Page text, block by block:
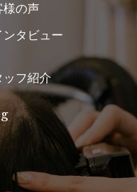
様の声
ンタビュー
ッフ紹介